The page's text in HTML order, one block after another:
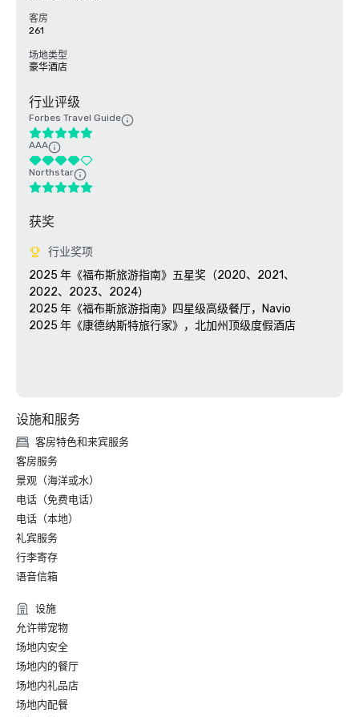
客房
261
场地类型
豪华酒店
行业评级
Forbes Travel Guide
AAA
Northstar
获奖
行业奖项
2025 年《福布斯旅游指南》五星奖（2020、2021、
2022、2023、2024）
2025 年《福布斯旅游指南》四星级高级餐厅，Navio
2025 年《康德纳斯特旅行家》，北加州顶级度假酒店
设施和服务
客房特色和来宾服务
客房服务
景观（海洋或水）
电话（免费电话）
电话（本地）
礼宾服务
行李寄存
语音信箱
设施
允许带宠物
场地内安全
场地内的餐厅
场地内礼品店
场地内配餐